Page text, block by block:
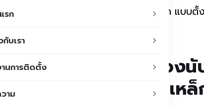
รก
กับเรา
นการติดตั้ง
าม
อก เครื่องนับคนเข้าออก แบบ
เครื่อ
วัสดุเห